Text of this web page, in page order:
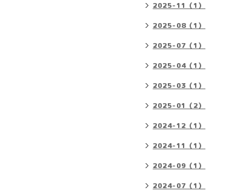
2025-11（1）
2025-08（1）
2025-07（1）
2025-04（1）
2025-03（1）
2025-01（2）
2024-12（1）
2024-11（1）
2024-09（1）
2024-07（1）